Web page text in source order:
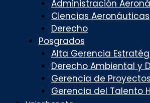
Administración
Ciencias Aeronáuticas
Derecho
Posgrados
Alta Gerencia
Derecho Ambiental y
Gerencia de Proyectos
Gerencia del Talento